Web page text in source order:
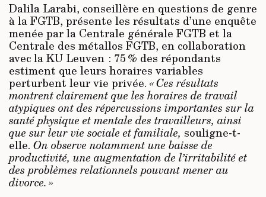
Dalila Larabi, conseillère en questions de genre
à la FGTB, présente les résultats d’une enquête
menée par la Centrale générale FGTB et la
Centrale des métallos FGTB, en collaboration
avec la KU Leuven : 75 % des répondants
estiment que leurs horaires variables
perturbent leur vie privée. « Ces résultats
montrent clairement que les horaires de travail
atypiques ont des répercussions importantes sur la
santé physique et mentale des travailleurs, ainsi
que sur leur vie sociale et familiale, souligne-t-
elle. On observe notamment une baisse de
productivité, une augmentation de l’irritabilité et
des problèmes relationnels pouvant mener au
divorce. »